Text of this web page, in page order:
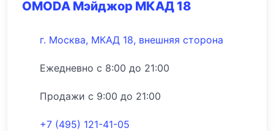
OMODA Мэйджор МКАД 18
г. Москва, МКАД 18, внешняя сторона
Ежедневно с 8:00 до 21:00
Продажи с 9:00 до 21:00
+7 (495) 121-41-05